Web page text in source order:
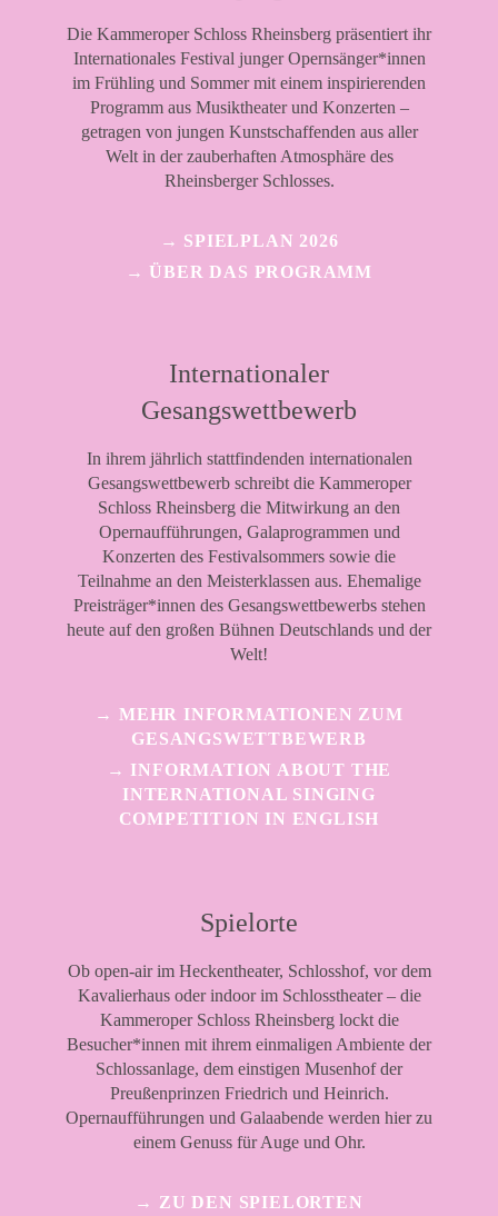
Die Kammeroper Schloss Rheinsberg präsentiert ihr
Internationales Festival junger Opernsänger*innen
im Frühling und Sommer mit einem inspirierenden
Programm aus Musiktheater und Konzerten –
getragen von jungen Kunstschaffenden aus aller
Welt in der zauberhaften Atmosphäre des
Rheinsberger Schlosses.
→ SPIELPLAN 2026
→ ÜBER DAS PROGRAMM
Internationaler
Gesangswettbewerb
In ihrem jährlich stattfindenden internationalen
Gesangswettbewerb schreibt die Kammeroper
Schloss Rheinsberg die Mitwirkung an den
Opernaufführungen, Galaprogrammen und
Konzerten des Festivalsommers sowie die
Teilnahme an den Meisterklassen aus. Ehemalige
Preisträger*innen des Gesangswettbewerbs stehen
heute auf den großen Bühnen Deutschlands und der
Welt!
→ MEHR INFORMATIONEN ZUM
GESANGSWETTBEWERB
→ INFORMATION ABOUT THE
INTERNATIONAL SINGING
COMPETITION IN ENGLISH
Spielorte
Ob open-air im Heckentheater, Schlosshof, vor dem
Kavalierhaus oder indoor im Schlosstheater – die
Kammeroper Schloss Rheinsberg lockt die
Besucher*innen mit ihrem einmaligen Ambiente der
Schlossanlage, dem einstigen Musenhof der
Preußenprinzen Friedrich und Heinrich.
Opernaufführungen und Galaabende werden hier zu
einem Genuss für Auge und Ohr.
→ ZU DEN SPIELORTEN